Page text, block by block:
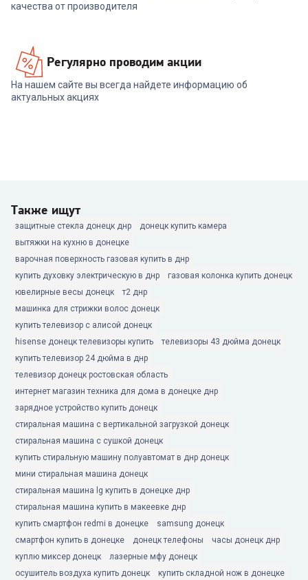
качества от производителя
Регулярно проводим акции
На нашем сайте вы всегда найдете информацию об
актуальных акциях
Также ищут
защитные стекла донецк днр
донецк купить камера
вытяжки на кухню в донецке
варочная поверхность газовая купить в днр
купить духовку электрическую в днр
газовая колонка купить донецк
ювелирные весы донецк
т2 днр
машинка для стрижки волос донецк
купить телевизор с алисой донецк
hisense донецк телевизоры купить
телевизоры 43 дюйма донецк
купить телевизор 24 дюйма в днр
телевизор донецк ростовская область
интернет магазин техника для дома в донецке днр
зарядное устройство купить донецк
стиральная машина с вертикальной загрузкой донецк
стиральная машина с сушкой донецк
купить стиральную машину полуавтомат в днр донецк
мини стиральная машина донецк
стиральная машина lg купить в донецке днр
стиральная машина купить в макеевке днр
купить смартфон redmi в донецке
samsung донецк
смартфон купить в донецке
донецк телефоны
часы донецк днр
куплю миксер донецк
лазерные мфу донецк
осушитель воздуха купить донецк
купить складной нож в донецке